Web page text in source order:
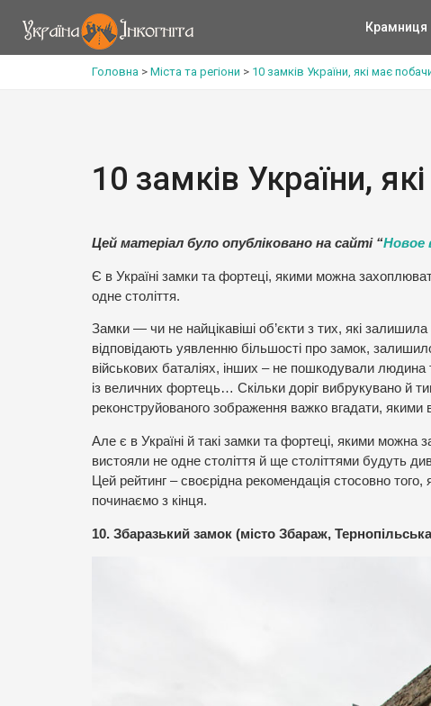
Крамниця
Головна > Міста та регіони > 10 замків України, які має
10 замків України,
Цей матеріал було опубліковано на сайті “Новое
Є в Україні замки та фортеці, якими можна
одне століття.
Замки — чи не найцікавіші об’єкти з тих, які залишила
відповідають уявленню більшості про замок,
військових баталіях, інших – не пошкодували людина
із величних фортець… Скільки доріг вибрукувано й
реконструйованого зображення важко вгадати, якими
Але є в Україні й такі замки та фортеці, якими можна
вистояли не одне століття й ще століттями будуть
Цей рейтинг – своєрідна рекомендація стосовно
починаємо з кінця.
10. Збаразький замок (місто Збараж,